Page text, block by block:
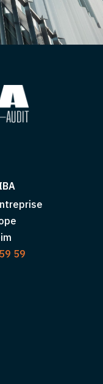
59